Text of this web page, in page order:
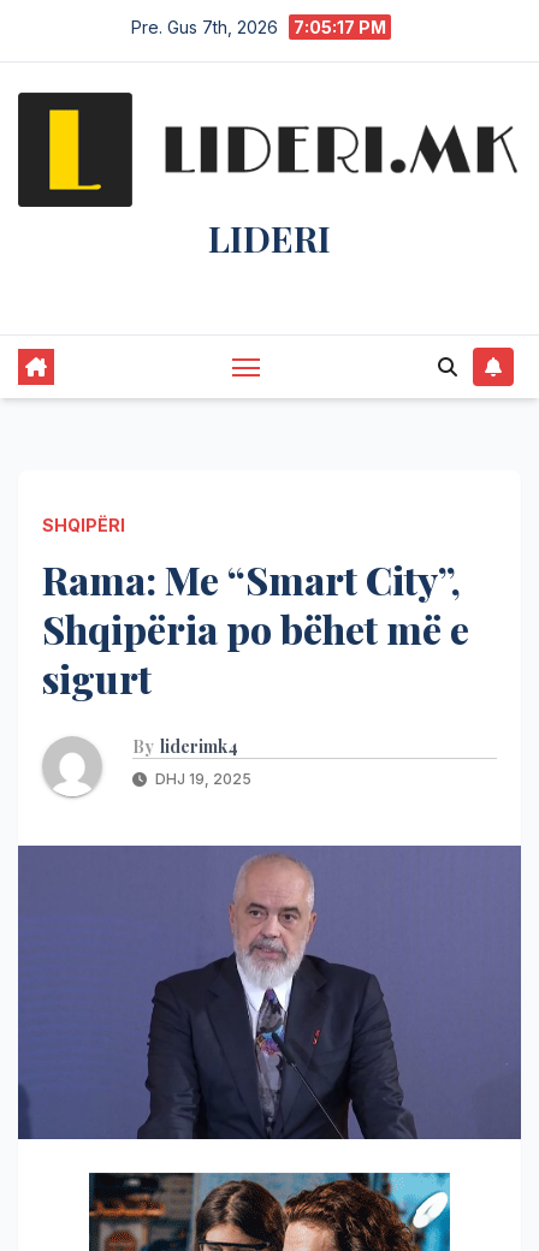
Pre. Gus 7th, 2026 7:05:18 PM
LIDERI
SHQIPËRI
Rama: Me “Smart City”,
Shqipëria po bëhet më e
sigurt
By liderimk4
DHJ 19, 2025